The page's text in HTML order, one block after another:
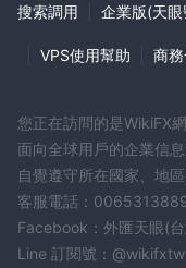
搜索調用 企業版(天眼
VPS使用幫助 商
您正在訪問的是WikiFX
面向全球用戶的企業信
自覺遵守所在國家、地
客服電話：
Facebook：外匯天眼(
Line 訂閱號：@wikifxtw